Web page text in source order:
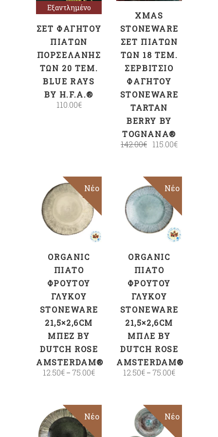
Εξαντλημένο
ΣΕΤ ΦΑΓΗΤΟΎ
ΠΙΆΤΩΝ
ΠΟΡΣΕΛΆΝΗΣ
ΤΩΝ 20 ΤΕΜ.
BLUE RAYS
BY H.F.A.®
110.00€
XMAS
STONEWARE
ΣΕΤ ΠΙΆΤΩΝ
ΤΩΝ 18 ΤΕΜ.
ΣΕΡΒΊΤΣΙΟ
ΦΑΓΗΤΟΎ
STONEWARE
TARTAN
BERRY BY
TOGNANA®
142.00€ 115.00€
Sale
Νέο
ΕΠΙΛΟΓΉ
ORGANIC
ΠΙΆΤΟ
ΦΡΟΎΤΟΥ
ΓΛΥΚΟΎ
STONEWARE
21,5×2,6CM
ΜΠΈΖ BY
DUTCH ROSE
AMSTERDAM®
12.50€ – 75.00€
Sale
Νέο
ΕΠΙΛΟΓΉ
ORGANIC
ΠΙΆΤΟ
ΦΡΟΎΤΟΥ
ΓΛΥΚΟΎ
STONEWARE
21,5×2,6CM
ΜΠΛΕ BY
DUTCH ROSE
AMSTERDAM®
12.50€ – 75.00€
Sale
Νέο Sale
Νέο
ΠΡΟΣΘΉΚΗ